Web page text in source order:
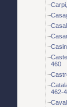
460
462-